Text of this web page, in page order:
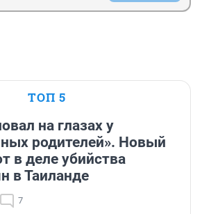
ТОП 5
на глазах у
родителей». Новый
в деле убийства
в Таиланде
7